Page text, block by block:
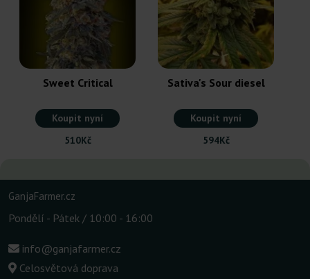
Sweet Critical
Koupit nyní
510Kč
Sativa's Sour diesel
Koupit nyní
594Kč
GanjaFarmer.cz
Pondělí - Pátek / 10:00 - 16:00
info@ganjafarmer.cz
Celosvětová doprava